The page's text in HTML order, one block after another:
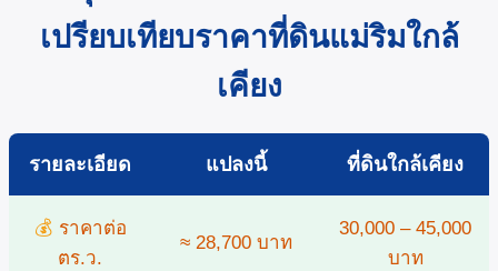
เปรียบเทียบราคาที่ดินแม่ริมใกล้
เคียง
รายละเอียด แปลงนี้ ที่ดินใกล้เคียง
💰 ราคาต่อ
ตร.ว.
≈ 28,700 บาท
30,000 – 45,000
บาท